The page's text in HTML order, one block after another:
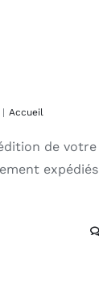
| Accueil
de votre
expédiés